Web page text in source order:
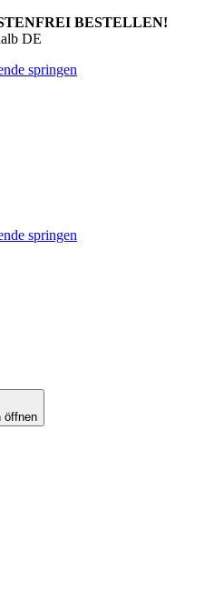
BESTELLEN!
DE
springen
springen
öffnen